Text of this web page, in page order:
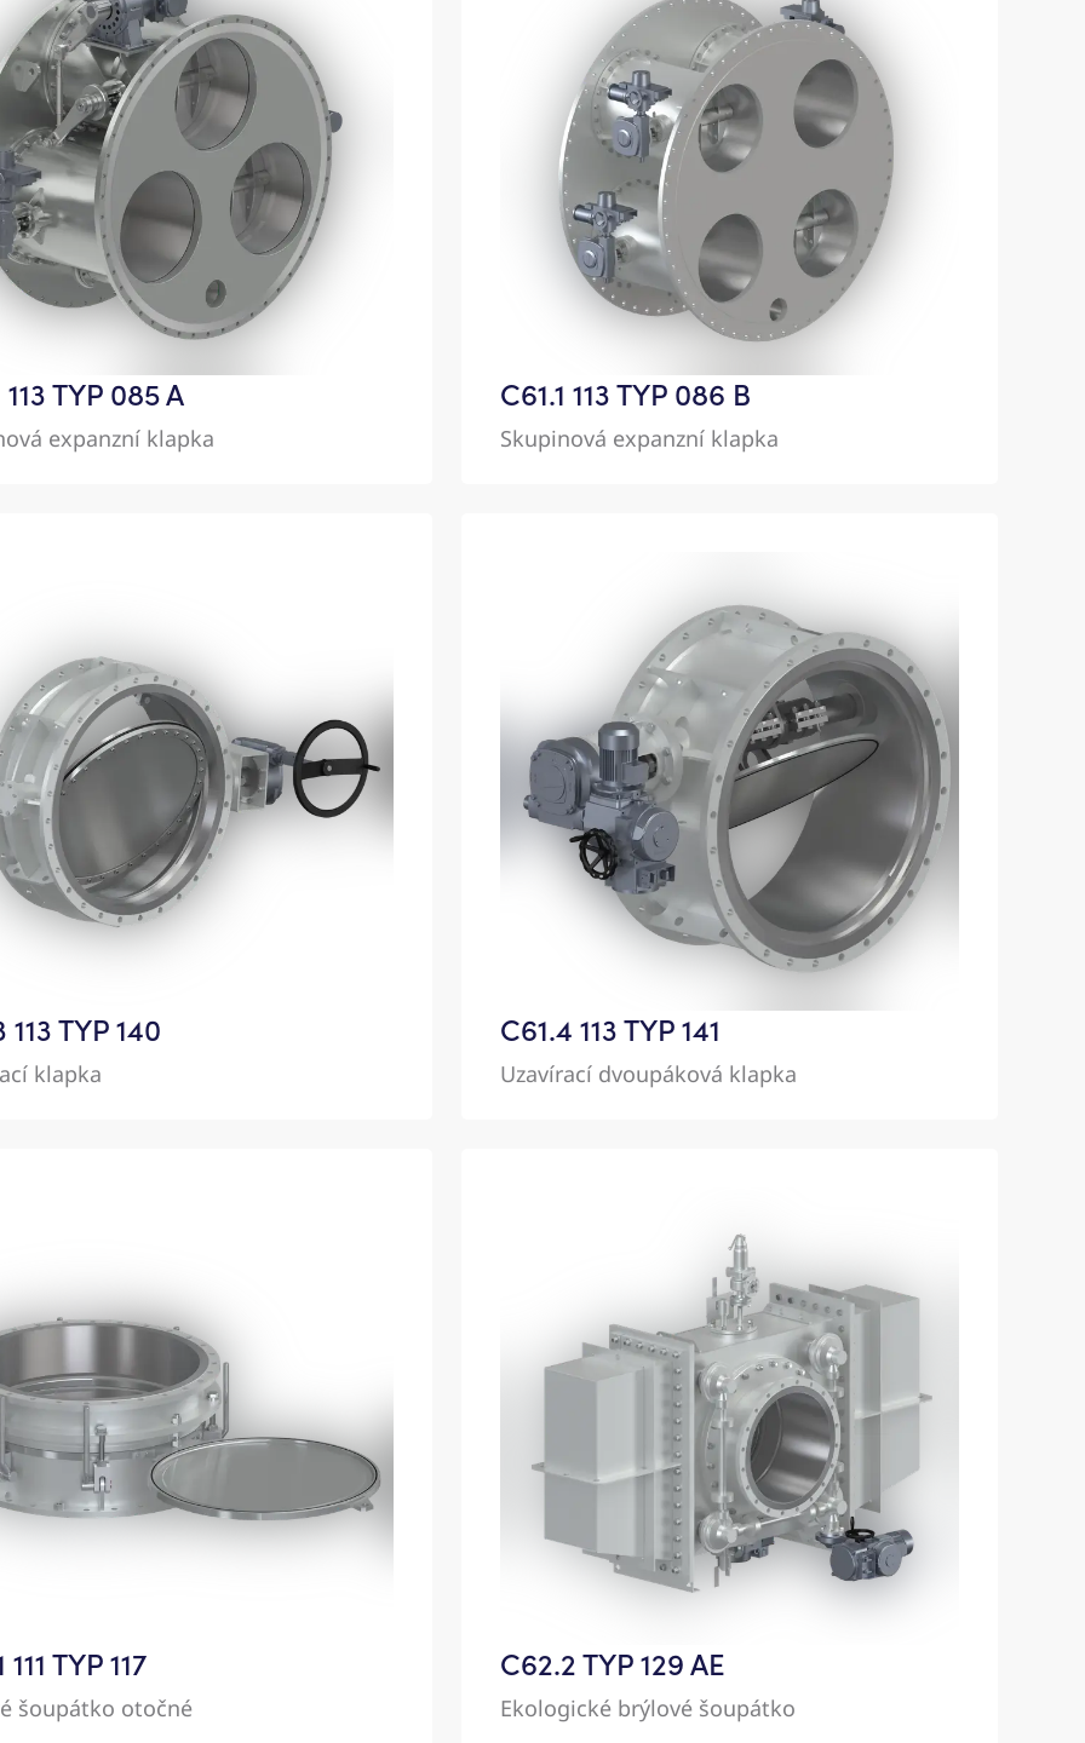
113 TYP 085 A
expanzní klapka
C61.1 113 TYP 086 B
Skupinová expanzní klapka
113 TYP 140
klapka
C61.4 113 TYP 141
Uzavírací dvoupáková klapka
TYP 117
šoupátko otočné
C62.2 TYP 129 AE
Ekologické brýlové šoupátko